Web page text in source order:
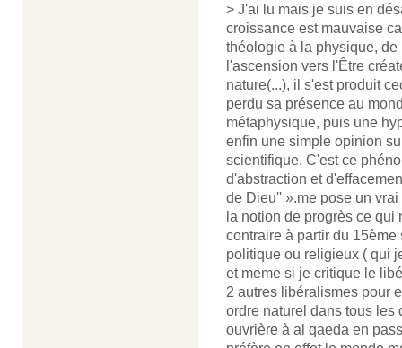
> J'ai lu mais je suis en
croissance est mauvaise
théologie à la physique,
l'ascension vers l'Être
nature(...), il s'est produit
perdu sa présence au
métaphysique, puis une
enfin une simple opinion
scientifique. C'est ce
d'abstraction et
de Dieu'' ».me pose un
la notion de progrès ce
contraire à partir du
politique ou religieux ( qui
et meme si je critique le
2 autres libéralismes pour
ordre naturel dans tous les
ouvrière à al qaeda en